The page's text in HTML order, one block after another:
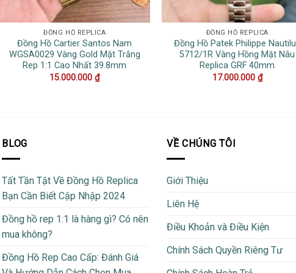
ĐỒNG HỒ REPLICA
Đồng Hồ Cartier Santos Nam
WGSA0029 Vàng Gold Mặt Trắng
Rep 1:1 Cao Nhất 39.8mm
15.000.000₫
ĐỒNG HỒ REPLICA
Đồng Hồ Patek Philippe
5712/1R Vàng Hồng Mặt Nâu
Replica GRF 40mm
17.000.000 ₫
BLOG
Tất Tần Tật Về Đồng Hồ Replica
Bạn Cần Biết Cập Nhập 2024
Đồng hồ rep 1:1 là hàng gì? Có nên
mua không?
Đồng Hồ Rep Cao Cấp: Đánh Giá
VỀ CHÚNG TÔI
Giới Thiệu
Liên Hệ
Điều Khoản và Điều Kiện
Chính Sách Quyền Riêng Tư